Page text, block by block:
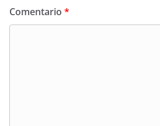
Comentario *